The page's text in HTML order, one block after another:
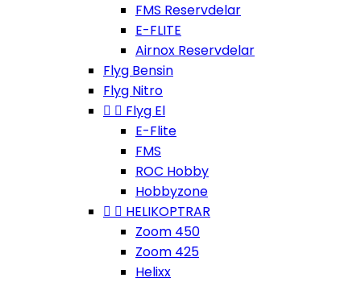
FMS Reservdelar
E-FLITE
Airnox Reservdelar
Flyg Bensin
Flyg Nitro
  Flyg El
E-Flite
FMS
ROC Hobby
Hobbyzone
  HELIKOPTRAR
Zoom 450
Zoom 425
Helixx